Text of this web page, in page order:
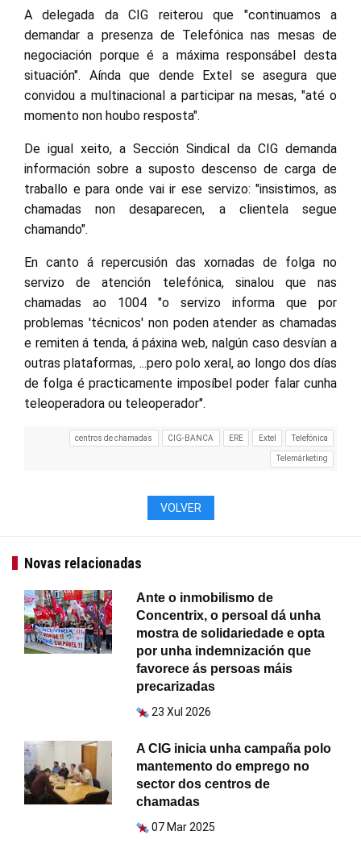
A delegada da CIG reiterou que "continuamos a
demandar a presenza de Telefónica nas mesas de
negociación porque é a máxima responsábel desta
situación". Aínda que dende Extel se asegura que
convidou a multinacional a participar na mesas, "até o
momento non houbo resposta".
De igual xeito, a Sección Sindical da CIG demanda
información sobre a suposto descenso de carga de
traballo e para onde vai ir ese servizo: "insistimos, as
chamadas non desaparecen, a clientela segue
chamando".
En canto á repercusión das xornadas de folga no
servizo de atención telefónica, sinalou que nas
chamadas ao 1004 "o servizo informa que por
problemas 'técnicos' non poden atender as chamadas
e remiten á tenda, á páxina web, nalgún caso desvían a
outras plataformas, ...pero polo xeral, ao longo dos días
de folga é practicamente imposíbel poder falar cunha
teleoperadora ou teleoperador".
centros de chamadas CIG-BANCA ERE Extel Telefónica
Telemárketing
VOLVER
Novas relacionadas
Ante o inmobilismo de
Concentrix, o persoal dá unha
mostra de solidariedade e opta
por unha indemnización que
favorece ás persoas máis
precarizadas
23 Xul 2026
A CIG inicia unha campaña polo
mantemento do emprego no
sector dos centros de
chamadas
07 Mar 2025